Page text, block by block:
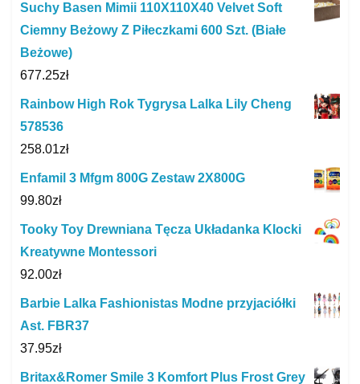
Suchy Basen Mimii 110X110X40 Velvet Soft
Ciemny Beżowy Z Piłeczkami 600 Szt. (Białe
Beżowe)
677.25zł
Rainbow High Rok Tygrysa Lalka Lily Cheng
578536
258.01zł
Enfamil 3 Mfgm 800G Zestaw 2X800G
99.80zł
Tooky Toy Drewniana Tęcza Układanka Klocki
Kreatywne Montessori
92.00zł
Barbie Lalka Fashionistas Modne przyjaciółki
Ast. FBR37
37.95zł
Britax&Romer Smile 3 Komfort Plus Frost Grey